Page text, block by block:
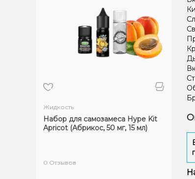
Жидкость
Набор для самозамеса Hype Kit
Apricot (Абрикос, 50 мг, 15 мл)
0 Отзывов